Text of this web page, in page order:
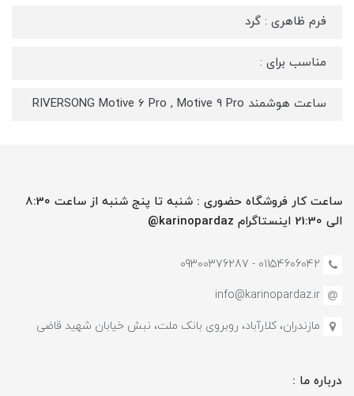
فرم ظاهری : گرد
مناسب برای :
ساعت هوشمند RIVERSONG Motive 6 Pro , Motive 9 Pro
ساعت کار فروشگاه حضوری : شنبه تا پنج شنبه از ساعت 8:30
الی 21:30 اینستاگرام karinopardaz@
01154606042 - 09300376287
info@karinopardaz.ir
مازندران، کلارآباد، روبروی بانک ملت، نبش خیابان شهید قاضی
درباره ما :